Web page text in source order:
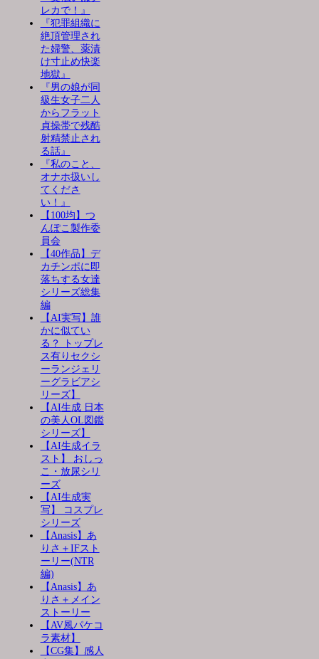
レカで！』
『犯罪組織に
絶頂管理され
た婦警、薬漬
け寸止め快楽
地獄』
『男の娘が同
級生女子二人
からフラット
貞操帯で残酷
射精禁止され
る話』
『私のこと、
オナホ扱いし
てくださ
い！』
【100均】つ
んぽこ製作委
員会
【40作品】デ
カチンポに即
落ちする女達
シリーズ総集
編
【AI実写】誰
かに似てい
る？ トップレ
ス有りセクシ
ーランジェリ
ーグラビアシ
リーズ】
【AI生成 日本
の美人OL図鑑
シリーズ】
【AI生成イラ
スト】 おしっ
こ・放尿シリ
ーズ
【AI生成実
写】 コスプレ
シリーズ
【Anasis】あ
りさ＋IFスト
ーリー(NTR
編)
【Anasis】あ
りさ＋メイン
ストーリー
【AV風パケコ
ラ素材】
【CG集】感人